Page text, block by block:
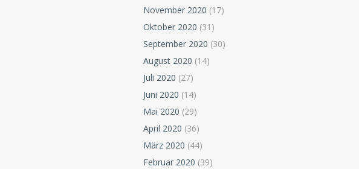
November 2020 (17)
Oktober 2020 (31)
September 2020 (30)
August 2020 (14)
Juli 2020 (27)
Juni 2020 (14)
Mai 2020 (29)
April 2020 (36)
März 2020 (44)
Februar 2020 (39)